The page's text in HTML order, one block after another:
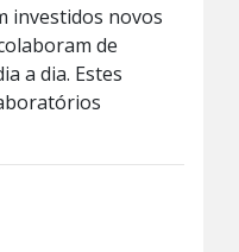
investidos novos
de
a dia. Estes